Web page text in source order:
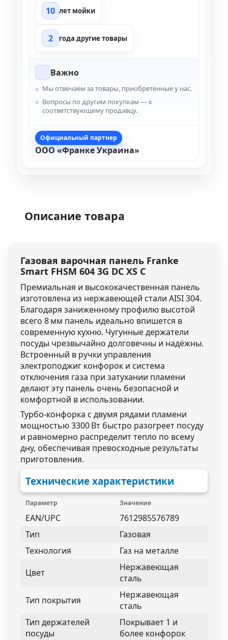
10 лет мойки
2 года другие товары
Важно
Мы отвечаем за товары, приобретенные у нас.
Вопросы по другим покупкам — к
соответствующему продавцу.
Официальный партнер
ООО «Франке Украина»
Описание товара
Газовая варочная панель Franke
Smart FHSM 604 3G DC XS C
Премиальная и высококачественная панель
изготовлена из нержавеющей стали AISI 304.
Благодаря заниженному профилю высотой
всего 8 мм панель идеально впишется в
современную кухню. Чугунные держатели
посуды чрезвычайно долговечны и надёжны.
Встроенный в ручки управления
электроподжиг конфорок и система
отключения газа при затухании пламени
делают эту панель очень безопасной и
комфортной в использовании.
Турбо-конфорка с двумя рядами пламени
мощностью 3300 Вт быстро разогреет посуду
и равномерно распределит тепло по всему
дну, обеспечивая превосходные результаты
приготовления.
Технические характеристики
Параметр Значение
EAN/UPC
7612985576789
Тип
Газовая
Технология
Газ на металле
Цвет
Нержавеющая
сталь
Тип покрытия
Нержавеющая
сталь
Тип держателей
посуды
Покрывает 1 и
более конфорок